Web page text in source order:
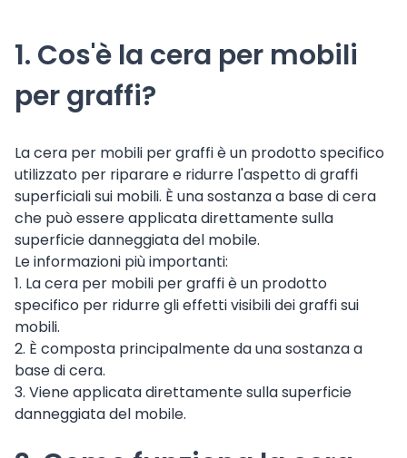
1. Cos'è la cera per mobili
per graffi?
La cera per mobili per graffi è un prodotto specifico
utilizzato per riparare e ridurre l'aspetto di graffi
superficiali sui mobili. È una sostanza a base di cera
che può essere applicata direttamente sulla
superficie danneggiata del mobile.
Le informazioni più importanti:
1. La cera per mobili per graffi è un prodotto
specifico per ridurre gli effetti visibili dei graffi sui
mobili.
2. È composta principalmente da una sostanza a
base di cera.
3. Viene applicata direttamente sulla superficie
danneggiata del mobile.